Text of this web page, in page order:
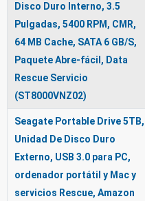
Disco Duro Interno, 3.5
Pulgadas, 5400 RPM, CMR,
64 MB Cache, SATA 6 GB/S,
Paquete Abre-fácil, Data
Rescue Servicio
(ST8000VNZ02)
Seagate Portable Drive 5TB,
Unidad De Disco Duro
Externo, USB 3.0 para PC,
ordenador portátil y Mac y
servicios Rescue, Amazon